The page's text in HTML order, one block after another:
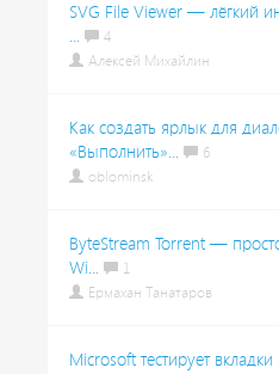
SVG File Viewer — лёгкий
...
4
Алексей Михайлин
Как создать ярлык для
«Выполнить»...
6
oblominsk
ByteStream Torrent —
Wi...
1
Ермахан Танатаров
Microsoft тестирует